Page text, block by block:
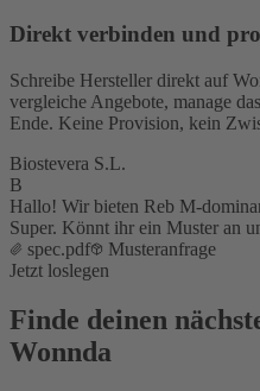
Direkt verbinden und
Schreibe Hersteller direkt auf
vergleiche Angebote, manage
Ende. Keine Provision, kein
Biostevera S.L.
B
Hallo! Wir bieten Reb M-
Super. Könnt ihr ein Muster an
spec.pdf
Musteranfrage
Jetzt loslegen
Finde deinen
Wonnda